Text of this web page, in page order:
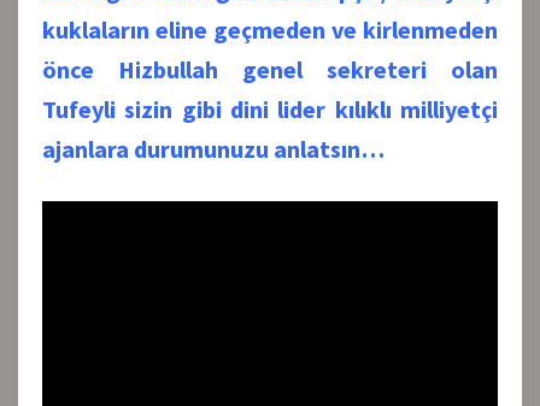
kuklaların eline geçmeden ve kirlenmeden
önce Hizbullah genel sekreteri olan
Tufeyli sizin gibi dini lider kılıklı milliyetçi
ajanlara durumunuzu anlatsın…